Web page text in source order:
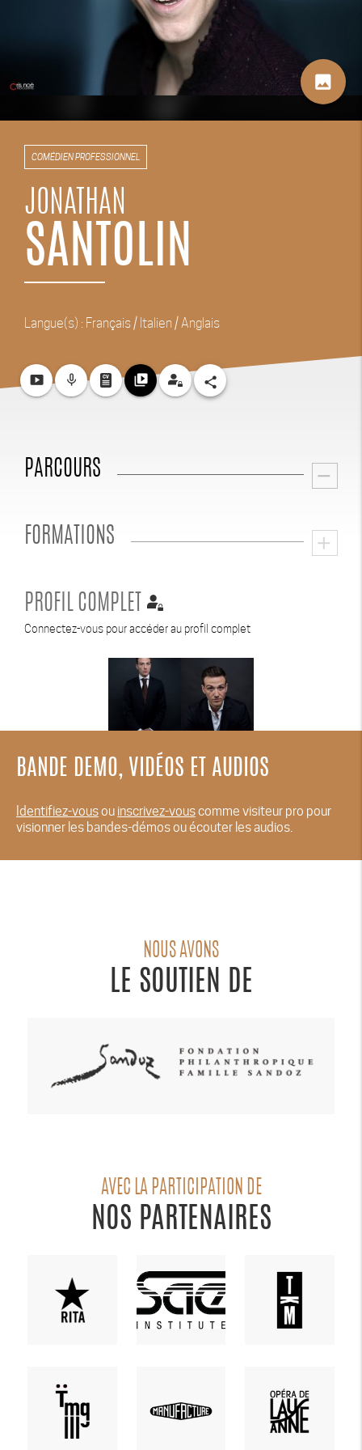
image
COMÉDIEN PROFESSIONNEL
JONATHAN
SANTOLIN
Langue(s) : Français / Italien / Anglais
smart_display mic_none video_library share
PARCOURS remove
FORMATIONS add
PROFIL COMPLET
Connectez-vous pour accéder au profil complet
BANDE DEMO, VIDÉOS ET AUDIOS
Identifiez-vousou inscrivez-vouscomme visiteur pro pour
visionner les bandes-démos ou écouter les audios.
NOUS AVONS
LE SOUTIEN DE
AVEC LA PARTICIPATION DE
NOS PARTENAIRES